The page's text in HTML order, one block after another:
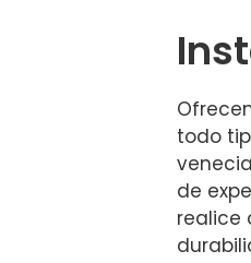
todo
de
realice